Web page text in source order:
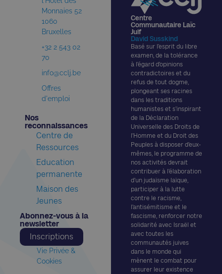
Centre
Communautaire Laïc
Juif
David Susskind
Basé sur l’esprit du libre
examen, de la tolérance
à l’égard d’opinions
contradictoires et du
refus de tout dogme,
plongeant ses racines
dans les traditions
humanistes et s’inspirant
de la Déclaration
Universelle des Droits de
l’Homme et du Droit des
Peuples à disposer d’eux-
mêmes, le programme de
nos activités devrait
contribuer à l’élaboration
d’un judaïsme laïque,
participer à la lutte
contre le racisme,
l’antisémitisme et le
fascisme, renforcer notre
solidarité avec Israël et
avec toutes les
communautés juives
dans le monde qui
mènent le combat pour
assurer leur existence
Monnaies 52
1060
Bruxelles
+32 2 543 02
70
info@cclj.be
Offres
d'emploi
Nos
reconnaissances​
Centre de
Ressources
Education
permanente
Maison des
Jeunes
Abonnez-vous à la
newsletter​
Inscriptions
Vie Privée &
Cookies